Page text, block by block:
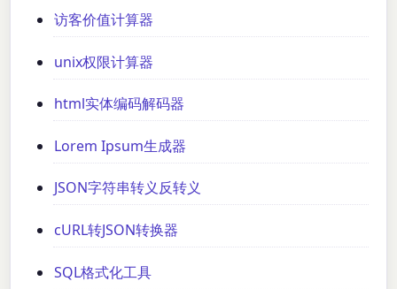
访客价值计算器
unix权限计算器
html实体编码解码器
Lorem Ipsum生成器
JSON字符串转义反转义
cURL转JSON转换器
SQL格式化工具